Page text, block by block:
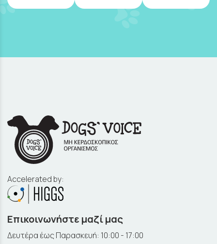
Accelerated by:
Επικοινωνήστε μαζί μας
Δευτέρα έως Παρασκευή: 10:00 - 17:00